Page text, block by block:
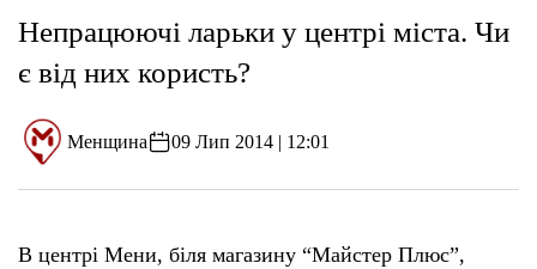
Непрацюючі ларьки у центрі міста. Чи
є від них користь?
Менщина 09 Лип 2014 | 12:01
В центрі Мени, біля магазину “Майстер Плюс”,